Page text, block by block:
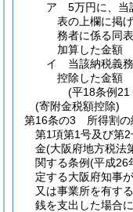
ア
5万円に、当
表の上欄に掲
務者に係る同
加算した金額
イ
当該納税義
控除した金額
(平18条例21
(寄附金税額控除)
第16条の3
所得割
第1項第1号及び第
金(大阪府地方税法
関する条例(平成26
定する大阪府知事
又は事業所を有す
銭を支出した場合